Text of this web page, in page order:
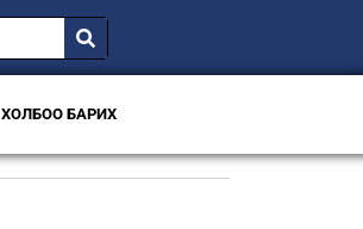
ХОЛБОО БАРИХ